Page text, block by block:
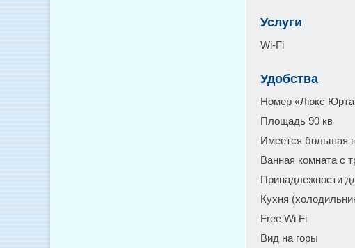
Услуги
Wi-Fi
Удобства
Номер «Люкс
Площадь 90 кв
Имеется большая
Ванная комната с
Принадлежности
Кухня
Free Wi Fi
Вид на горы